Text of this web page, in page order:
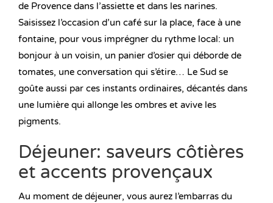
de Provence dans l’assiette et dans les narines.
Saisissez l’occasion d’un café sur la place, face à une
fontaine, pour vous imprégner du rythme local: un
bonjour à un voisin, un panier d’osier qui déborde de
tomates, une conversation qui s’étire… Le Sud se
goûte aussi par ces instants ordinaires, décantés dans
une lumière qui allonge les ombres et avive les
pigments.
Déjeuner: saveurs côtières
et accents provençaux
Au moment de déjeuner, vous aurez l’embarras du